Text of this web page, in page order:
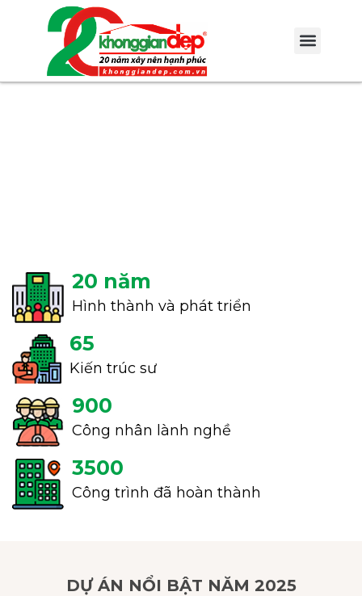
20 năm
Hình thành và phát triển
65
Kiến trúc sư
900
Công nhân lành nghề
3500
Công trình đã hoàn thành
DỰ ÁN NỔI BẬT NĂM 2025